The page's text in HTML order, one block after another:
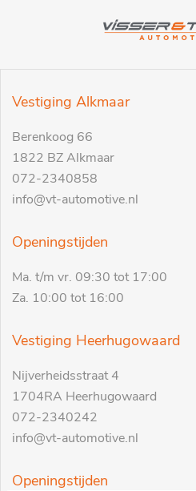
Vestiging Alkmaar
Berenkoog 66
1822 BZ Alkmaar
072-2340858
info@vt-automotive.nl
Openingstijden
Ma. t/m vr. 09:30 tot 17:00
Za. 10:00 tot 16:00
Vestiging Heerhugowaard
Nijverheidsstraat 4
1704RA Heerhugowaard
072-2340242
info@vt-automotive.nl
Openingstijden